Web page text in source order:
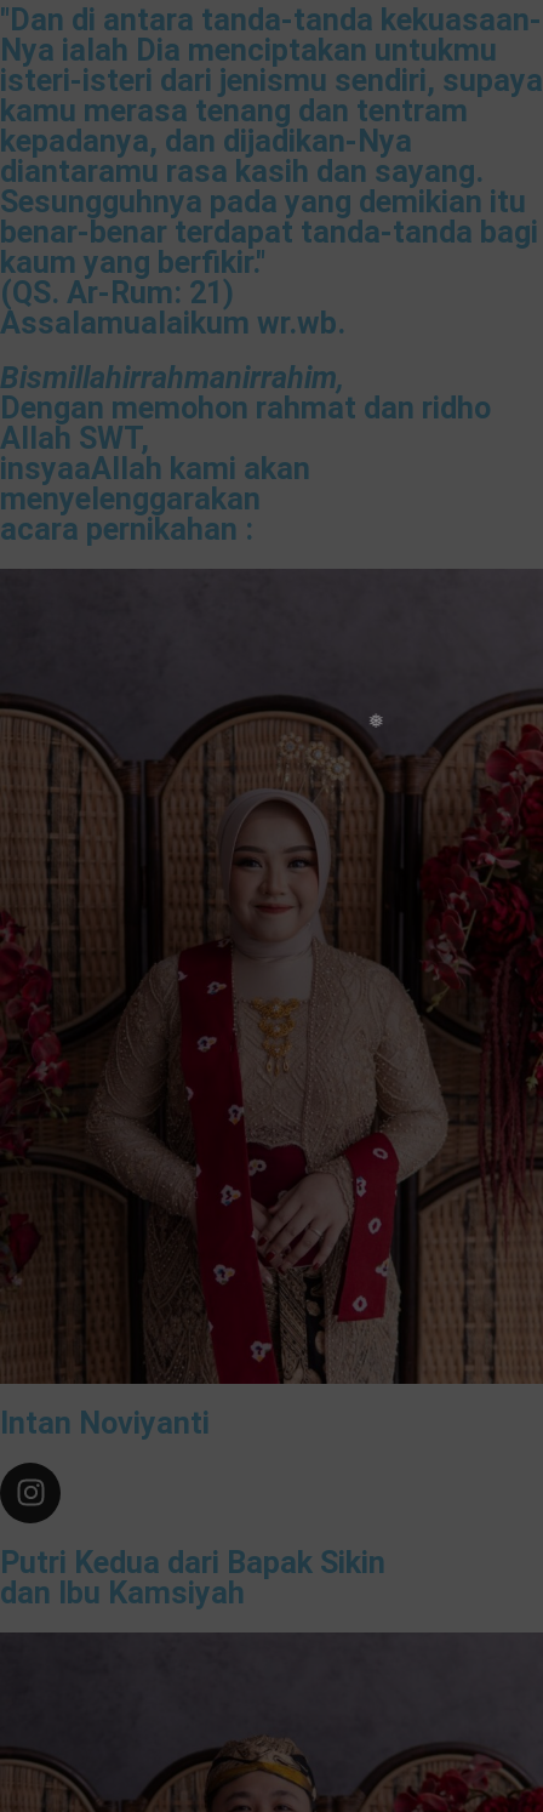
"Dan di antara tanda-tanda kekuasaan-
Nya ialah Dia menciptakan untukmu
isteri-isteri dari jenismu sendiri, supaya
kamu merasa tenang dan tentram
kepadanya, dan dijadikan-Nya
diantaramu rasa kasih dan sayang.
Sesungguhnya pada yang demikian itu
benar-benar terdapat tanda-tanda bagi
kaum yang berfikir."
(QS. Ar-Rum: 21)
Assalamualaikum wr.wb.
Bismillahirrahmanirrahim​,
Dengan memohon rahmat dan ridho
Allah SWT,
insyaaAllah kami akan
menyelenggarakan
acara pernikahan :
Intan Noviyanti
Putri Kedua dari Bapak Sikin
dan Ibu Kamsiyah